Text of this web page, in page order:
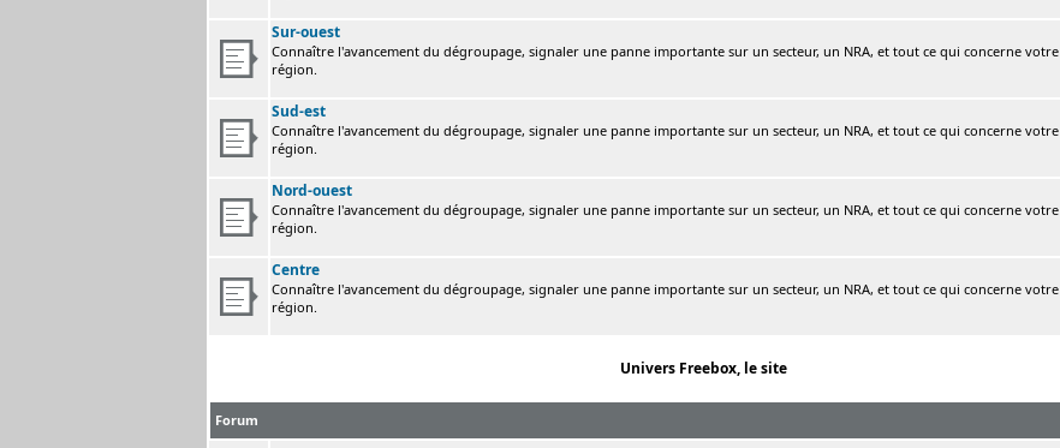
Sur-ouest
Connaître l'avancement du dégroupage, signaler une panne importante sur un secteur, un NRA, et tout ce qui concerne votre
région.
Sud-est
Connaître l'avancement du dégroupage, signaler une panne importante sur un secteur, un NRA, et tout ce qui concerne votre
région.
Nord-ouest
Connaître l'avancement du dégroupage, signaler une panne importante sur un secteur, un NRA, et tout ce qui concerne votre
région.
Centre
Connaître l'avancement du dégroupage, signaler une panne importante sur un secteur, un NRA, et tout ce qui concerne votre
région.
Univers Freebox, le site
Forum